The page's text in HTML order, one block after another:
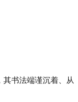
书法端谨沉着、从